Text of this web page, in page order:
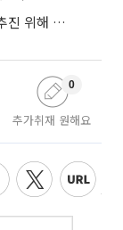
유보화 성동구청장 “삼표부지 개발 원활한 추진 위해 최선 다하겠다”
추가취재 원해요
0